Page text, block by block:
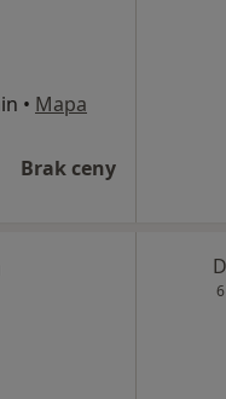
• Mapa
Brak ceny